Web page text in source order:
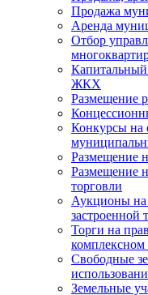
Продажа
Аренда
Отбор
Капитальный
ЖКХ
Размещение
Конкурсы на
Размещение
Размещение
торговли
Аукционы на
застроенной
Торги на
комплексном
Свободные
Земельные